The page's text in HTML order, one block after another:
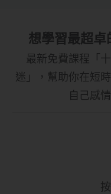
想學習最超卓
最新免費課程「
迷」，幫助你在短
自己感